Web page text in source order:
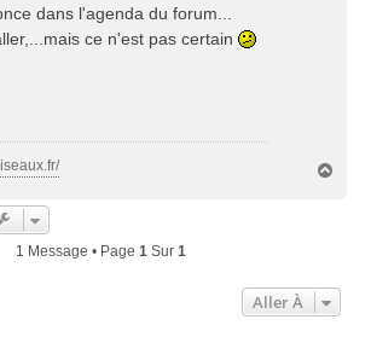
dans l'agenda du forum...
ce n'est pas certain
1 Message • Page 1Sur 1
Aller À